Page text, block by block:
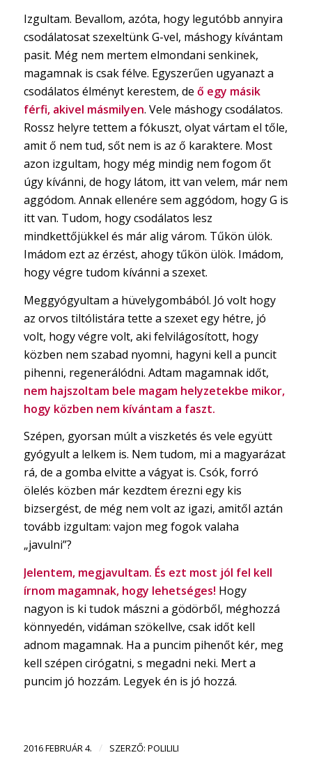
Izgultam. Bevallom, azóta, hogy legutóbb annyira
csodálatosat szexeltünk G-vel, máshogy kívántam
pasit. Még nem mertem elmondani senkinek,
magamnak is csak félve. Egyszerűen ugyanazt a
csodálatos élményt kerestem, de ő egy másik
férfi, akivel másmilyen. Vele máshogy csodálatos.
Rossz helyre tettem a fókuszt, olyat vártam el tőle,
amit ő nem tud, sőt nem is az ő karaktere. Most
azon izgultam, hogy még mindig nem fogom őt
úgy kívánni, de hogy látom, itt van velem, már nem
aggódom. Annak ellenére sem aggódom, hogy G is
itt van. Tudom, hogy csodálatos lesz
mindkettőjükkel és már alig várom. Tűkön ülök.
Imádom ezt az érzést, ahogy tűkön ülök. Imádom,
hogy végre tudom kívánni a szexet.
Meggyógyultam a hüvelygombából. Jó volt hogy
az orvos tiltólistára tette a szexet egy hétre, jó
volt, hogy végre volt, aki felvilágosított, hogy
közben nem szabad nyomni, hagyni kell a puncit
pihenni, regenerálódni. Adtam magamnak időt,
nem hajszoltam bele magam helyzetekbe mikor,
hogy közben nem kívántam a faszt.
Szépen, gyorsan múlt a viszketés és vele együtt
gyógyult a lelkem is. Nem tudom, mi a magyarázat
rá, de a gomba elvitte a vágyat is. Csók, forró
ölelés közben már kezdtem érezni egy kis
bizsergést, de még nem volt az igazi, amitől aztán
tovább izgultam: vajon meg fogok valaha
„javulni”?
Jelentem, megjavultam. És ezt most jól fel kell
írnom magamnak, hogy lehetséges! Hogy
nagyon is ki tudok mászni a gödörből, méghozzá
könnyedén, vidáman szökellve, csak időt kell
adnom magamnak. Ha a puncim pihenőt kér, meg
kell szépen cirógatni, s megadni neki. Mert a
puncim jó hozzám. Legyek én is jó hozzá.
2016 FEBRUÁR 4. / SZERZŐ: POLILILI